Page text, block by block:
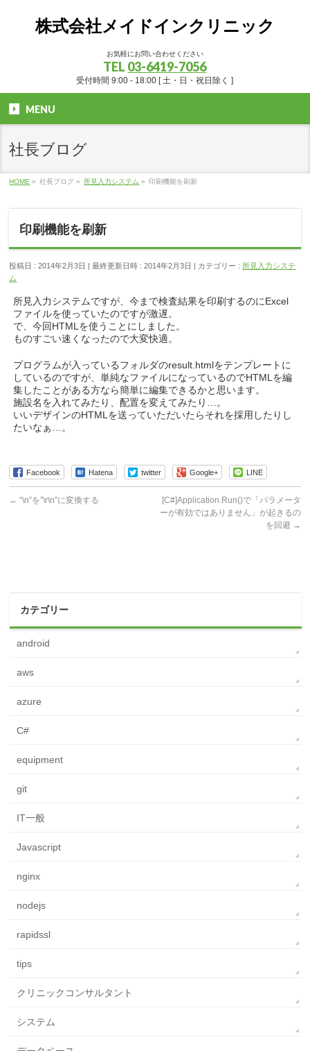
株式会社メイドインクリニック
お気軽にお問い合わせください
TEL 03-6419-7056
受付時間 9:00 - 18:00 [ 土・日・祝日除く ]
MENU
社長ブログ
HOME » 社長ブログ » 所見入力システム » 印刷機能を刷新
印刷機能を刷新
投稿日 : 2014年2月3日 最終更新日時 : 2014年2月3日 カテゴリー : 所見入力システ
ム
所見入力システムですが、今まで検査結果を印刷するのにExcel
ファイルを使っていたのですが激遅。
で、今回HTMLを使うことにしました。
ものすごい速くなったので大変快適。
プログラムが入っているフォルダのresult.htmlをテンプレートに
しているのですが、単純なファイルになっているのでHTMLを編
集したことがある方なら簡単に編集できるかと思います。
施設名を入れてみたり、配置を変えてみたり…。
いいデザインのHTMLを送っていただいたらそれを採用したりし
たいなぁ…。
Facebook Hatena twitter Google+ LINE
← “\n”を”\r\n”に変換する
[C#]Application.Run()で「パラメータ
ーが有効ではありません」が起きるの
を回避 →
カテゴリー
android
aws
azure
C#
equipment
git
IT一般
Javascript
nginx
nodejs
rapidssl
tips
クリニックコンサルタント
システム